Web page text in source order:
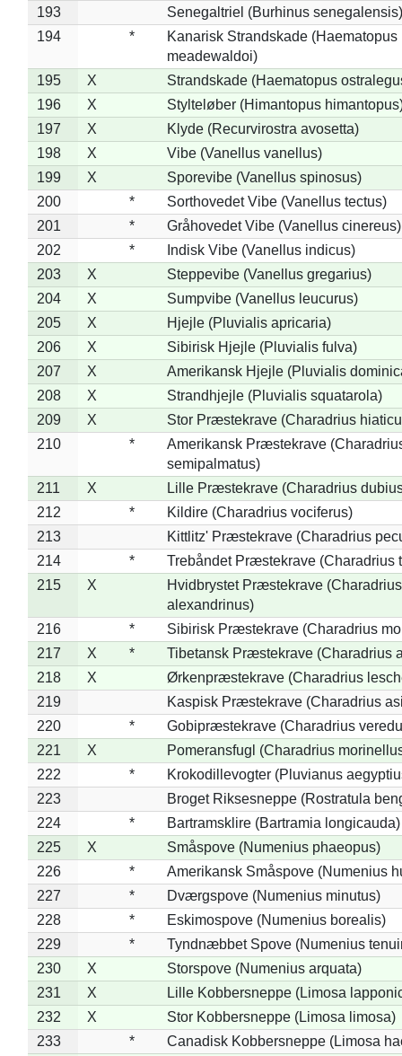
193
Senegaltriel (Burhinus senegalensis)
194
*
Kanarisk Strandskade (Haematopus
meadewaldoi)
195
X
Strandskade (Haematopus
196
X
Stylteløber (Himantopus
197
X
Klyde (Recurvirostra avosetta)
198
X
Vibe (Vanellus vanellus)
199
X
Sporevibe (Vanellus spinosus)
200
*
Sorthovedet Vibe (Vanellus tectus)
201
*
Gråhovedet Vibe (Vanellus cinereus)
202
*
Indisk Vibe (Vanellus indicus)
203
X
Steppevibe (Vanellus gregarius)
204
X
Sumpvibe (Vanellus leucurus)
205
X
Hjejle (Pluvialis apricaria)
206
X
Sibirisk Hjejle (Pluvialis fulva)
207
X
Amerikansk Hjejle (Pluvialis
208
X
Strandhjejle (Pluvialis squatarola)
209
X
Stor Præstekrave (Charadrius
210
*
Amerikansk Præstekrave
semipalmatus)
211
X
Lille Præstekrave (Charadrius
212
*
Kildire (Charadrius vociferus)
213
Kittlitz' Præstekrave (Charadrius
214
*
Trebåndet Præstekrave (Charadrius
215
X
Hvidbrystet Præstekrave (Charadrius
alexandrinus)
216
*
Sibirisk Præstekrave (Charadrius
217
X *
Tibetansk Præstekrave (Charadrius
218
X
Ørkenpræstekrave (Charadrius
219
Kaspisk Præstekrave (Charadrius
220
*
Gobipræstekrave (Charadrius
221
X
Pomeransfugl (Charadrius
222
*
Krokodillevogter (Pluvianus
223
Broget Riksesneppe (Rostratula
224
*
Bartramsklire (Bartramia longicauda)
225
X
Småspove (Numenius phaeopus)
226
*
Amerikansk Småspove (Numenius
227
*
Dværgspove (Numenius minutus)
228
*
Eskimospove (Numenius borealis)
229
*
Tyndnæbbet Spove (Numenius
230
X
Storspove (Numenius arquata)
231
X
Lille Kobbersneppe (Limosa
232
X
Stor Kobbersneppe (Limosa limosa)
233
* Canadisk Kobbersneppe (Limosa